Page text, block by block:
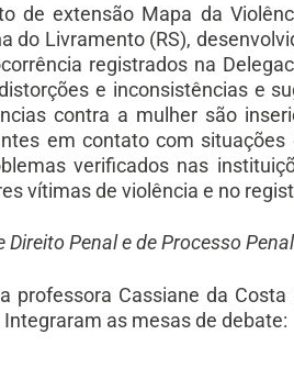
de extensão Mapa da
do Livramento (RS),
registrados na
e inconsistências e
contra a mulher são
em contato com
verificados nas
vítimas de violência e no
Penal e de Processo
professora Cassiane da Costa
as mesas de debate: